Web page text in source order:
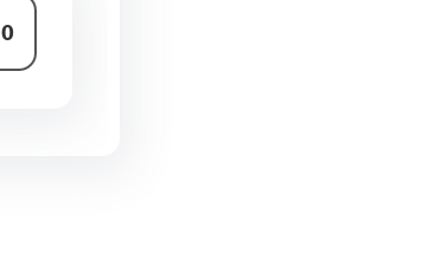
0